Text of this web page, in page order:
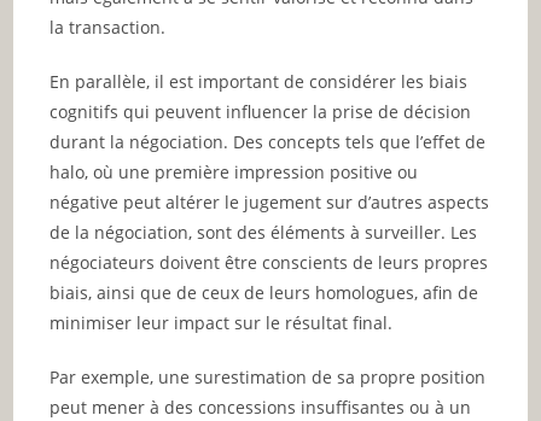
la transaction.
En parallèle, il est important de considérer les biais
cognitifs qui peuvent influencer la prise de décision
durant la négociation. Des concepts tels que l’effet de
halo, où une première impression positive ou
négative peut altérer le jugement sur d’autres aspects
de la négociation, sont des éléments à surveiller. Les
négociateurs doivent être conscients de leurs propres
biais, ainsi que de ceux de leurs homologues, afin de
minimiser leur impact sur le résultat final.
Par exemple, une surestimation de sa propre position
peut mener à des concessions insuffisantes ou à un